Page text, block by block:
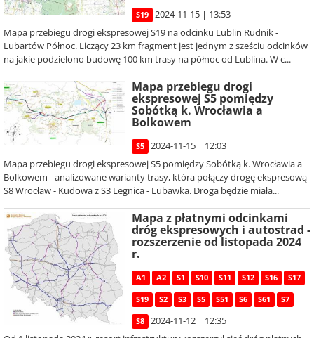
S19
2024-11-15 | 13:53
Mapa przebiegu drogi ekspresowej S19 na odcinku Lublin Rudnik -
Lubartów Północ. Liczący 23 km fragment jest jednym z sześciu odcinków
na jakie podzielono budowę 100 km trasy na północ od Lublina. W c...
Mapa przebiegu drogi
ekspresowej S5 pomiędzy
Sobótką k. Wrocławia a
Bolkowem
S5
2024-11-15 | 12:03
Mapa przebiegu drogi ekspresowej S5 pomiędzy Sobótką k. Wrocławia a
Bolkowem - analizowane warianty trasy, która połączy drogę ekspresową
S8 Wrocław - Kudowa z S3 Legnica - Lubawka. Droga będzie miała...
Mapa z płatnymi odcinkami
dróg ekspresowych i autostrad -
rozszerzenie od listopada 2024
r.
A1 A2 S1 S10 S11 S12 S16 S17
S19 S2 S3 S5 S51 S6 S61 S7
S8
2024-11-12 | 12:35